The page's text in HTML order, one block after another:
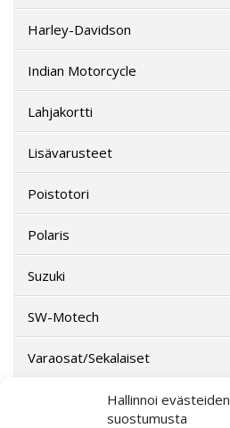
Hallinnoi evästeiden
suostumusta
Harley-Davidson
Indian Motorcycle
Lahjakortti
Lisävarusteet
Poistotori
Polaris
Suzuki
SW-Motech
Varaosat/Sekalaiset